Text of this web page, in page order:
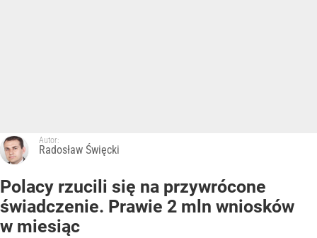
Autor:
Radosław Święcki
Polacy rzucili się na przywrócone
świadczenie. Prawie 2 mln wniosków
w miesiąc